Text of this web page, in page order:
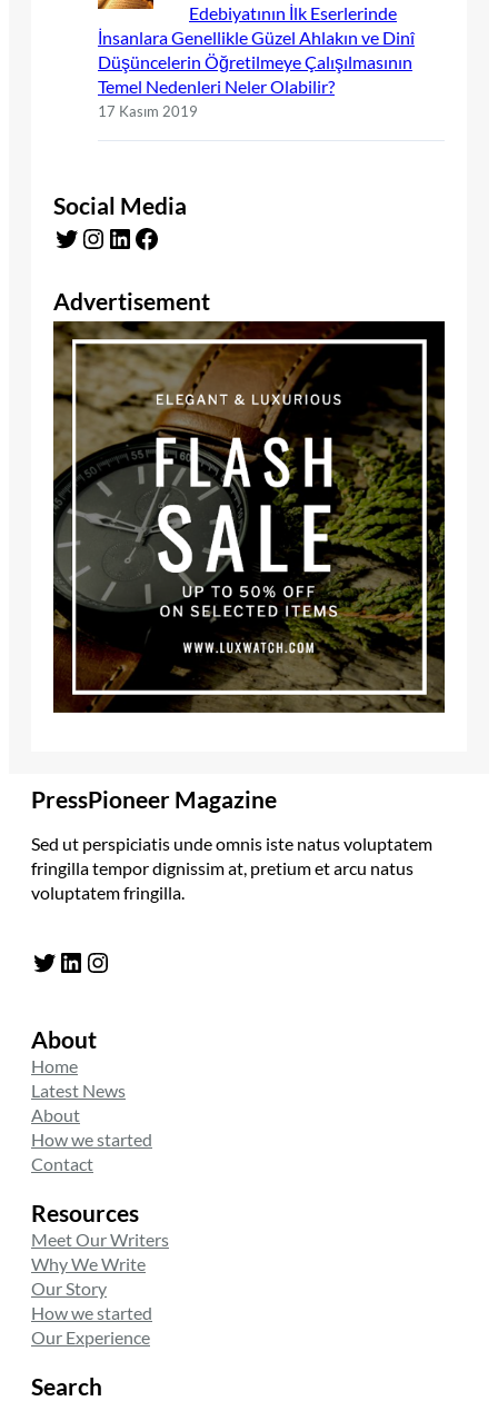
Edebiyatının İlk Eserlerinde
İnsanlara Genellikle Güzel Ahlakın ve Dinî
Düşüncelerin Öğretilmeye Çalışılmasının
Temel Nedenleri Neler Olabilir?
17 Kasım 2019
Social Media
Twitter Instagram LinkedIn Facebook
Advertisement
PressPioneer Magazine
Sed ut perspiciatis unde omnis iste natus voluptatem
fringilla tempor dignissim at, pretium et arcu natus
voluptatem fringilla.
Twitter LinkedIn Instagram
About
Home
Latest News
About
How we started
Contact
Resources
Meet Our Writers
Why We Write
Our Story
How we started
Our Experience
Search